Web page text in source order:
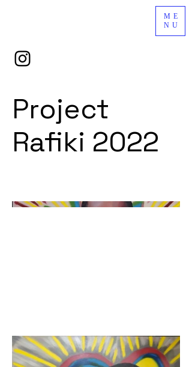
ME
NU
Project
Rafiki 2022